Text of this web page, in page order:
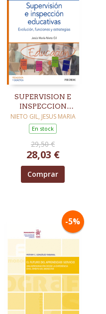
SUPERVISION E
INSPECCION
EDUCATIVAS
NIETO GIL, JESUS MARIA
En stock
29,50 €
28,03 €
Comprar
-5%